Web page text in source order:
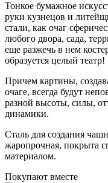
Тонкое бумажное
руки кузнецов и
стали, как очаг
любого двора, сада,
еще разжечь в нем
образуется целый театр!
Причем картины,
очаге, всегда будут
разной высоты, силы,
динамики.
Сталь для создания
жаропрочная, покрыта
материалом.
Покупают вместе